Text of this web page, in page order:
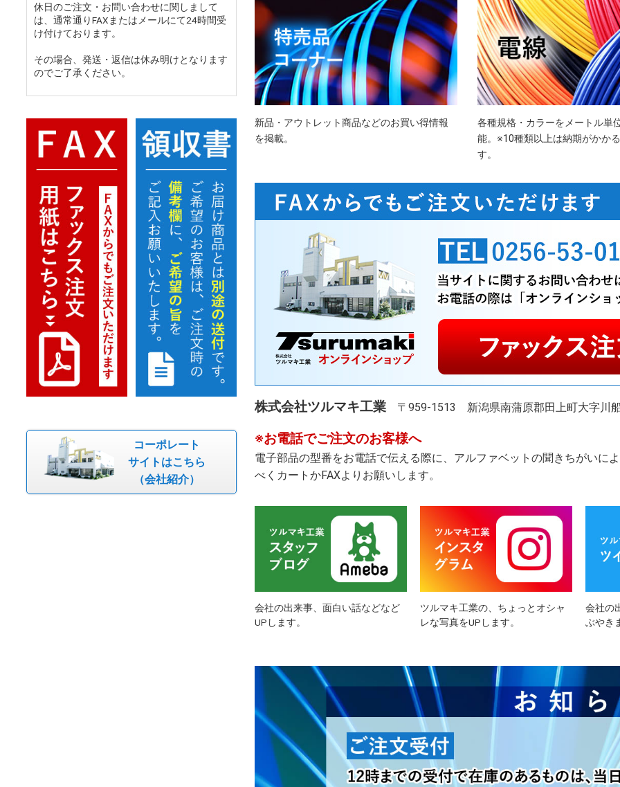
休日のご注文・お問い合わせに関しまして
は、通常通りFAXまたはメールにて24時間受
け付けております。
その場合、発送・返信は休み明けとなります
のでご了承ください。
コーポレート
サイトはこちら
（会社紹介）
新品・アウトレット商品などのお買い得情報
を掲載。
各種規格・カラーをメートル単
能。※10種類以上は納期がかか
す。
株式会社ツルマキ工業 〒959-1513 新潟県南蒲原郡田上町大字川
※お電話でご注文のお客様へ
電子部品の型番をお電話で伝える際に、アルファベットの聞きちがいに
べくカートかFAXよりお願いします。
会社の出来事、面白い話などなど
UPします。
ツルマキ工業の、ちょっとオシャ
レな写真をUPします。
会社の
ぶやき